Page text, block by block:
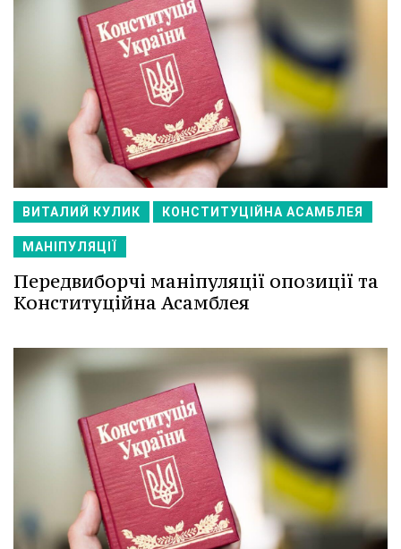
ВИТАЛИЙ КУЛИК КОНСТИТУЦІЙНА АСАМБЛЕЯ
МАНІПУЛЯЦІЇ
Передвиборчі маніпуляції опозиції та
Конституційна Асамблея